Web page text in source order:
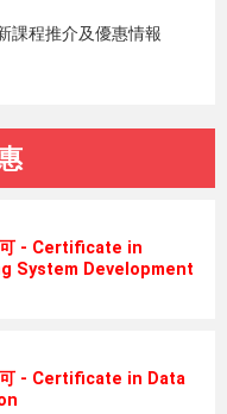
課程推介及優惠情報
可 - Certificate in
System Development
可 - Certificate in Data